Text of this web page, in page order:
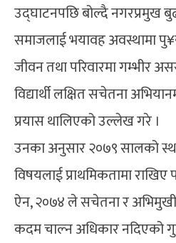
उद्घाटनपछि बोल्दै नगरप्रमुख
समाजलाई भयावह अवस्थामा
जीवन तथा परिवारमा गम्भीर
विद्यार्थी लक्षित सचेतना
प्रयास थालिएको उल्लेख गरे ।
उनका अनुसार २०७९ सालको
विषयलाई प्राथमिकतामा
ऐन, २०७४ ले सचेतना र
कदम चाल्न अधिकार नदिएको